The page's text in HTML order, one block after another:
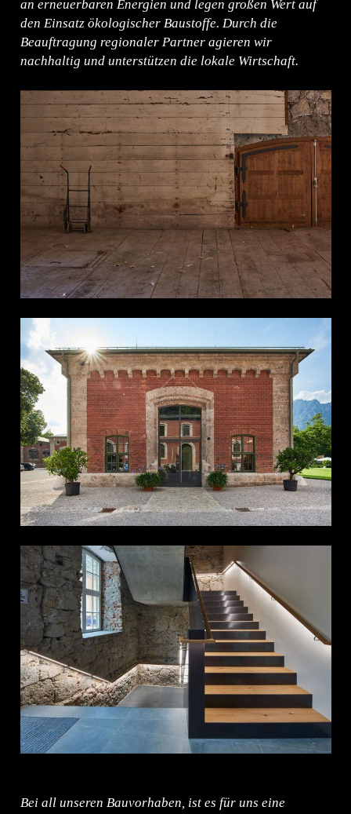
an erneuerbaren Energien und legen großen Wert auf
den Einsatz ökologischer Baustoffe. Durch die
Beauftragung regionaler Partner agieren wir
nachhaltig und unterstützen die lokale Wirtschaft.
Bei all unseren Bauvorhaben, ist es für uns eine